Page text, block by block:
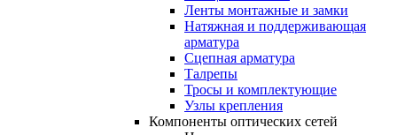
Ленты монтажные и замки
Натяжная и поддерживающая
арматура
Сцепная арматура
Талрепы
Тросы и комплектующие
Узлы крепления
Компоненты оптических сетей